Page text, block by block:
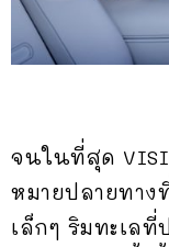
จนในที่สุด
หมายปลายทาง
เล็กๆ ริมทะเลที่